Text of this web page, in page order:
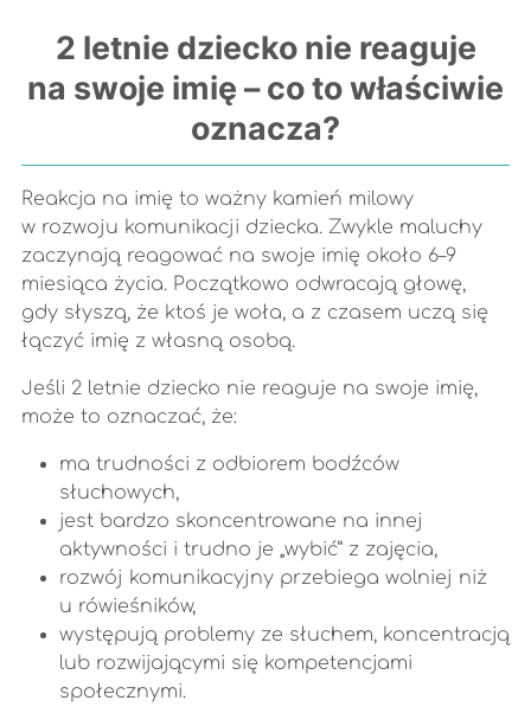
2 letnie dziecko nie reaguje
na swoje imię – co to właściwie
oznacza?
Reakcja na imię to ważny kamień milowy
w rozwoju komunikacji dziecka. Zwykle maluchy
zaczynają reagować na swoje imię około 6–9
miesiąca życia. Początkowo odwracają głowę,
gdy słyszą, że ktoś je woła, a z czasem uczą się
łączyć imię z własną osobą.
Jeśli 2 letnie dziecko nie reaguje na swoje imię,
może to oznaczać, że:
ma trudności z odbiorem bodźców
słuchowych,
jest bardzo skoncentrowane na innej
aktywności i trudno je „wybić” z zajęcia,
rozwój komunikacyjny przebiega wolniej niż
u rówieśników,
występują problemy ze słuchem, koncentracją
lub rozwijającymi się kompetencjami
społecznymi.